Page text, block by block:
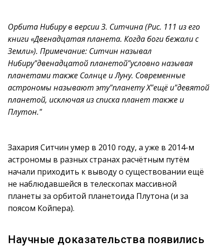
Орбита Нибиру в версии З. Ситчина (Рис. 111 из его
книги «Двенадцатая планета. Когда боги бежали с
Земли»). Примечание: Ситчин называл
Нибиру"двенадцатой планетой"условно называя
планетами также Солнце и Луну. Современные
астрономы называют эту"планету Х"ещё и"девятой
планетой, исключая из списка планет также и
Плутон."
Захария Ситчин умер в 2010 году, а уже в 2014-м
астрономы в разных странах расчётным путём
начали приходить к выводу о существовании ещё
не наблюдавшейся в телескопах массивной
планеты за орбитой планетоида Плутона (и за
поясом Койпера).
Научные доказательства появились